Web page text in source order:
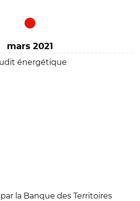
mars 2021
énergétique
la Banque des Territoires